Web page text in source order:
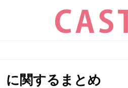
に関するまとめ